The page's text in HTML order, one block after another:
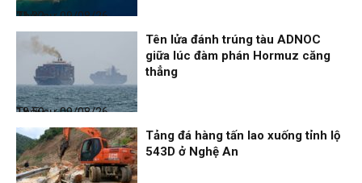
Thời sự
09/08/26, 21:32
Thời sự
09/08/26, 18:59
Tên lửa đánh trúng tàu ADNOC
giữa lúc đàm phán Hormuz căng
thẳng
Tảng đá hàng tấn lao xuống tỉnh lộ
543D ở Nghệ An